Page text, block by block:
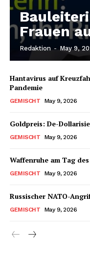
Frauen
Redaktion - May 9,
Hantavirus auf
Pandemie
GEMISCHT May 9, 2026
Goldpreis: De-
GEMISCHT May 9, 2026
Waffenruhe am Tag
GEMISCHT May 9, 2026
Russischer NATO-
GEMISCHT May 9, 2026